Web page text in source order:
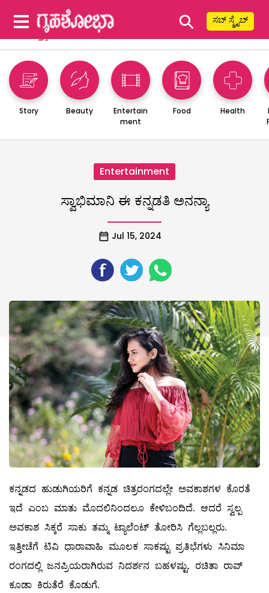
⚲ ಸಬ್ ಸ್ಕ್ರೈಬ್
Story Beauty
Entertain
ment
Food Health
Entertainment
ಸ್ವಾಭಿಮಾನಿ ಈ ಕನ್ನಡತಿ ಅನನ್ಯಾ
Jul 15, 2024
ಕನ್ನಡದ ಹುಡುಗಿಯರಿಗೆ ಕನ್ನಡ ಚಿತ್ರರಂಗದಲ್ಲೇ ಅವಕಾಶಗಳ ಕೊರತೆ
ಇದೆ ಎಂಬ ಮಾತು ಮೊದಲಿನಿಂದಲೂ ಕೇಳಿಬಂದಿದೆ. ಆದರೆ ಸ್ವಲ್ಪ
ಅವಕಾಶ ಸಿಕ್ಕರೆ ಸಾಕು ತಮ್ಮ ಟ್ಯಾಲೆಂಟ್‌ ತೋರಿಸಿ ಗೆಲ್ಲಬಲ್ಲರು.
ಇತ್ತೀಚೆಗೆ ಟಿವಿ ಧಾರಾವಾಹಿ ಮೂಲಕ ಸಾಕಷ್ಟು ಪ್ರತಿಭೆಗಳು ಸಿನಿಮಾ
ರಂಗದಲ್ಲಿ ಜನಪ್ರಿಯರಾಗಿರುವ ನಿದರ್ಶನ ಬಹಳಷ್ಟು. ರಚಿತಾ ರಾವ್‌
ಕೂಡಾ ಕಿರುತೆರೆ ಕೊಡುಗೆ.